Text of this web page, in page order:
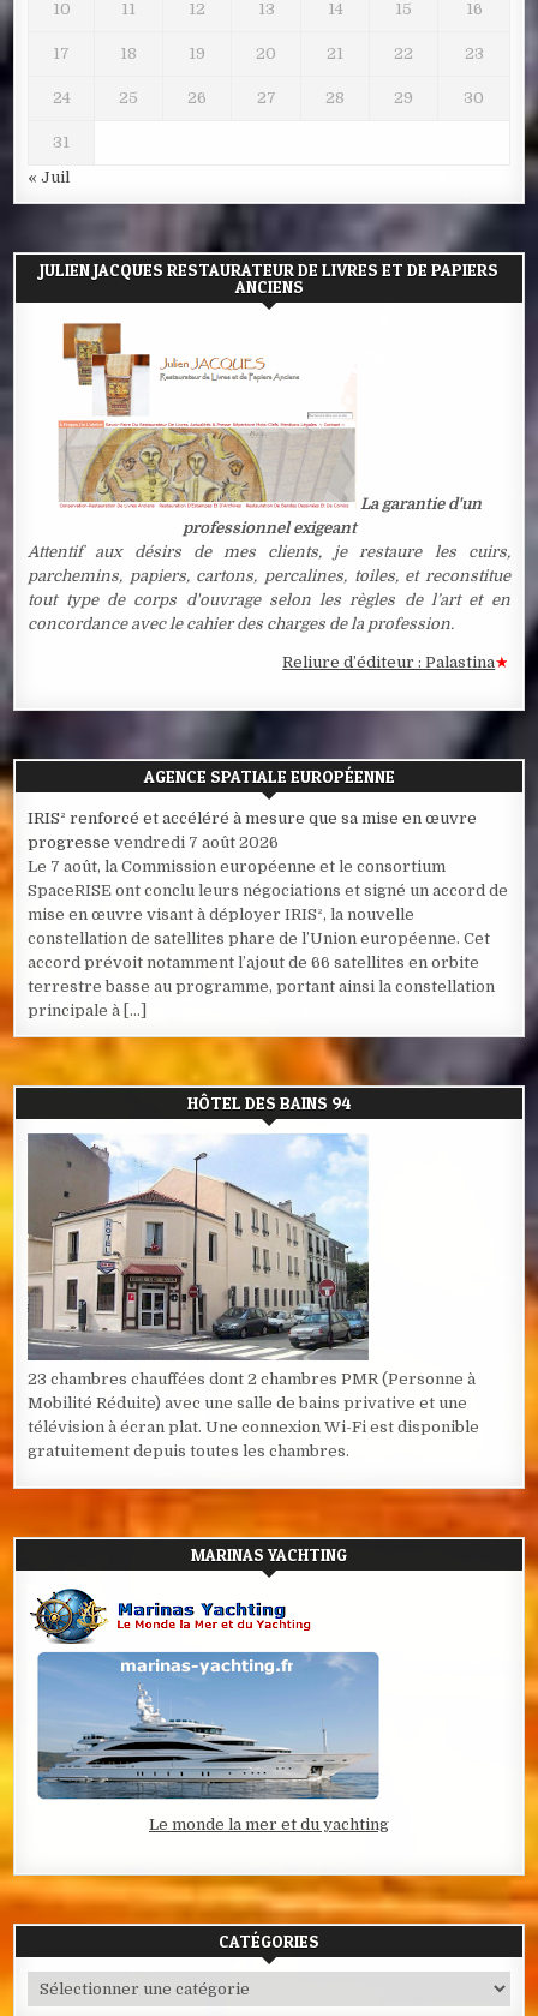
10 11 12 13 14 15 16
17 18 19 20 21 22 23
24 25 26 27 28 29 30
31
« Juil
JULIEN JACQUES RESTAURATEUR DE LIVRES ET DE PAPIERS
ANCIENS
La garantie d'un
professionnel exigeant
Attentif aux désirs de mes clients, je restaure les cuirs,
parchemins, papiers, cartons, percalines, toiles, et reconstitue
tout type de corps d'ouvrage selon les règles de l’art et en
concordance avec le cahier des charges de la profession.
Reliure d’éditeur : Palastina★
AGENCE SPATIALE EUROPÉENNE
IRIS² renforcé et accéléré à mesure que sa mise en œuvre
progresse vendredi 7 août 2026
Le 7 août, la Commission européenne et le consortium
SpaceRISE ont conclu leurs négociations et signé un accord de
mise en œuvre visant à déployer IRIS², la nouvelle
constellation de satellites phare de l’Union européenne. Cet
accord prévoit notamment l’ajout de 66 satellites en orbite
terrestre basse au programme, portant ainsi la constellation
principale à […]
HÔTEL DES BAINS 94
23 chambres chauffées dont 2 chambres PMR (Personne à
Mobilité Réduite) avec une salle de bains privative et une
télévision à écran plat. Une connexion Wi-Fi est disponible
gratuitement depuis toutes les chambres.
MARINAS YACHTING
Le monde la mer et du yachting
CATÉGORIES
Catégories